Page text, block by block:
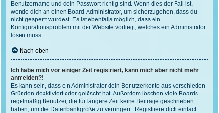
Benutzername und dein Passwort richtig sind. Wenn dies der Fall ist,
wende dich an einen Board-Administrator, um sicherzugehen, dass du
nicht gesperrt wurdest. Es ist ebenfalls möglich, dass ein
Konfigurationsproblem mit der Website vorliegt, welches ein Administrator
lösen muss.
Nach oben
Ich habe mich vor einiger Zeit registriert, kann mich aber nicht mehr
anmelden?!
Es kann sein, dass ein Administrator dein Benutzerkonto aus verschieden
Gründen deaktiviert oder gelöscht hat. Außerdem löschen viele Boards
regelmäßig Benutzer, die für längere Zeit keine Beiträge geschrieben
haben, um die Datenbankgröße zu verringern. Registriere dich einfach